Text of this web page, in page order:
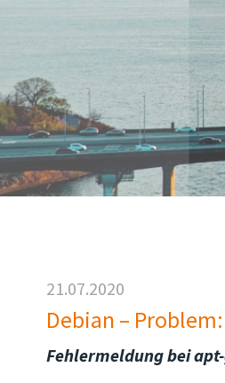
21.07.2020
Debian –
Fehlermeldung bei